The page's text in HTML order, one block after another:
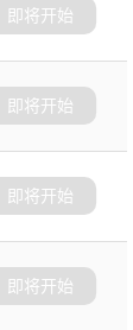
即将开始
即将开始
即将开始
即将开始